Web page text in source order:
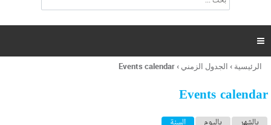
ت
ر
ل
ح
ب

أنت
هنا
الرئيسية › الجدول الزمني ›
Events calendar
Events calendar